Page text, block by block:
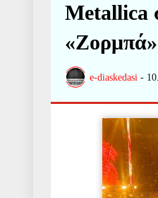
Metallica
«Ζορμπά»
e-diaskedasi -